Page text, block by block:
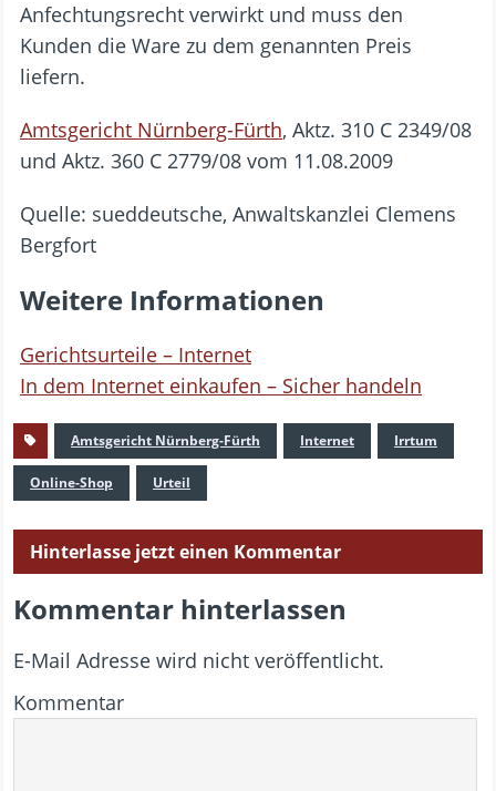
Anfechtungsrecht verwirkt und muss den
Kunden die Ware zu dem genannten Preis
liefern.
Amtsgericht Nürnberg-Fürth, Aktz. 310 C 2349/08
und Aktz. 360 C 2779/08 vom 11.08.2009
Quelle: sueddeutsche, Anwaltskanzlei Clemens
Bergfort
Weitere Informationen
Gerichtsurteile – Internet
In dem Internet einkaufen – Sicher handeln
Amtsgericht Nürnberg-Fürth Internet Irrtum
Online-Shop Urteil
Hinterlasse jetzt einen Kommentar
Kommentar hinterlassen
E-Mail Adresse wird nicht veröffentlicht.
Kommentar